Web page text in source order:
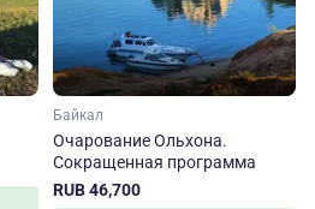
Байкал
Очарование Ольхона.
Сокращенная программа
RUB 46,700